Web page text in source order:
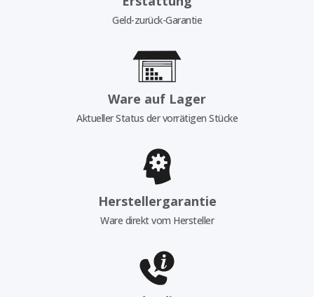
Geld-zurück-Garantie
Ware auf Lager
Aktueller Status der vorrätigen Stücke
Herstellergarantie
Ware direkt vom Hersteller